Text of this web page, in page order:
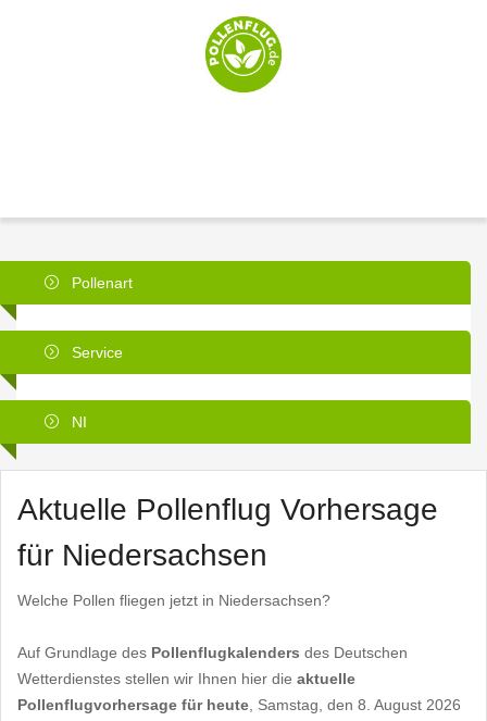
Pollenart
Service
NI
Aktuelle Pollenflug Vorhersage
für Niedersachsen
Welche Pollen fliegen jetzt in Niedersachsen?
Auf Grundlage des Pollenflugkalenders des Deutschen
Wetterdienstes stellen wir Ihnen hier die aktuelle
Pollenflugvorhersage für heute , Samstag, den 8. August 2026